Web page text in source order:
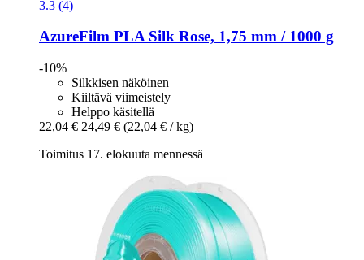
3.3 (4)
AzureFilm PLA Silk Rose, 1,75 mm / 1000 g
-10%
Silkkisen näköinen
Kiiltävä viimeistely
Helppo käsitellä
22,04 € 24,49 € (22,04 € / kg)
Toimitus 17. elokuuta mennessä